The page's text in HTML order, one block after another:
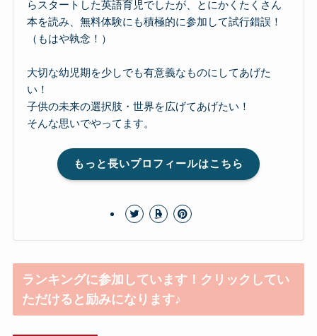
らスタートした英語育児でしたが、とにかくたくさん
本を読み、無料体験にも積極的に参加して試行錯誤！
（もはや執念！）
大切な幼児期を少しでも有意義なものにしてあげた
い！
子供の未来の選択肢・世界を広げてあげたい！
そんな思いでやってます。
もっと長いプロフィールはこちら
ランキングに参加しています！クリックしてい
ただけると励みになります♪